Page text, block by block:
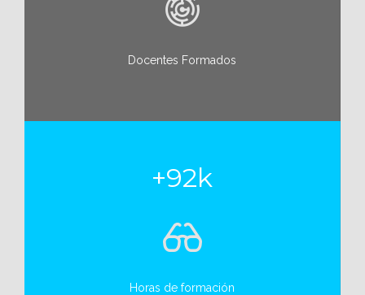
Docentes Formados
+92k
Horas de formación